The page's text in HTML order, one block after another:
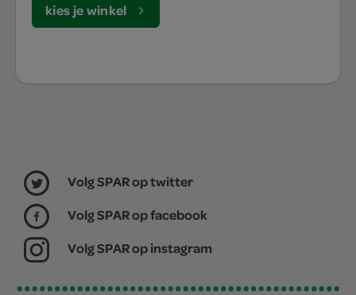
kies je winkel
Volg SPAR op twitter
Volg SPAR op facebook
Volg SPAR op instagram